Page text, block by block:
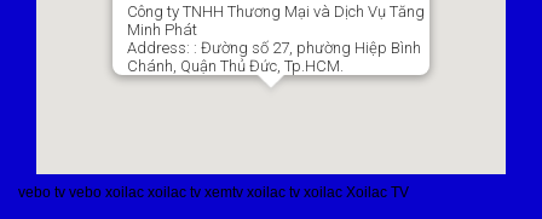
Công ty TNHH Thương Mại và Dịch Vụ Tăng
Minh Phát
Address: : Đường số 27, phường Hiệp Bình
Chánh, Quận Thủ Đức, Tp.HCM.
vebo tv vebo xoilac xoilac tv xemtv xoilac tv xoilac Xoilac TV